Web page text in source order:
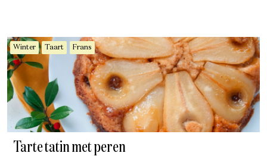
Winter Taart Frans
Tarte tatin met peren